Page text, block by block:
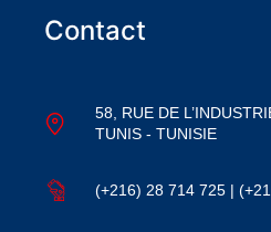
Contact
58, RUE DE
TUNIS - TUNISIE
(+216) 28 714 725 |